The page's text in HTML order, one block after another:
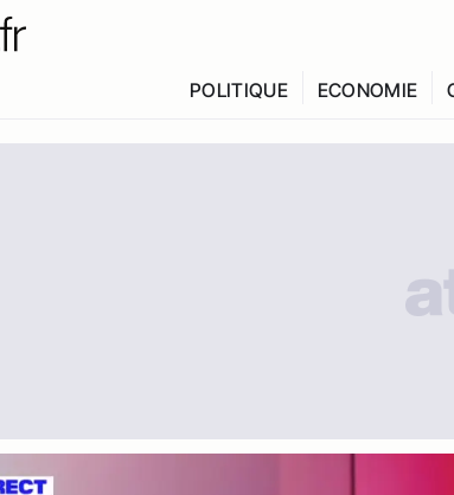
POLITIQUE ECONOMIE